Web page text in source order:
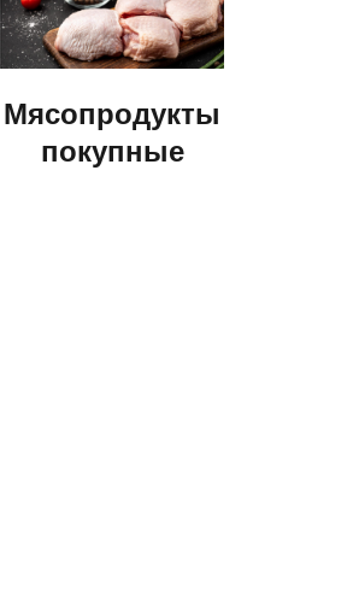
Мясопродукты
покупные